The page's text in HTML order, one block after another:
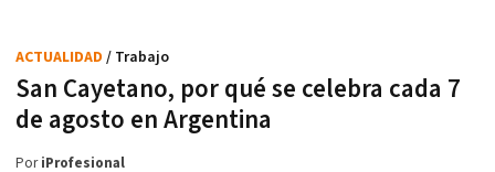
San Cayetano, por qué se celebra cada 7
de agosto en Argentina
ACTUALIDAD / Trabajo
PoriProfesional